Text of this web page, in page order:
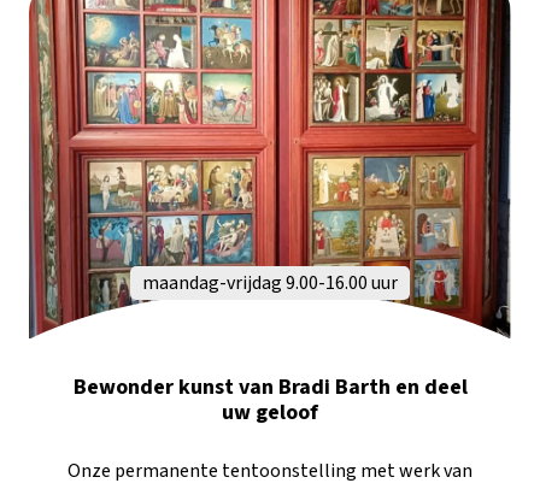
maandag-vrijdag 9.00-16.00 uur
Bewonder kunst van Bradi Barth en deel
uw geloof
Onze permanente tentoonstelling met werk van